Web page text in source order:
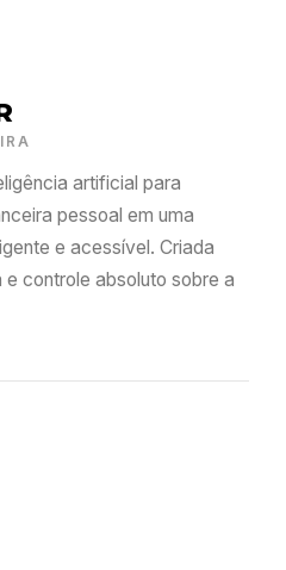
artificial para
pessoal em uma
e acessível. Criada
controle absoluto sobre a